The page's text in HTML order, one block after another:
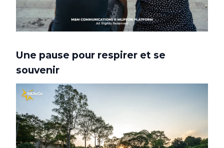
Une pause pour respirer et se
souvenir